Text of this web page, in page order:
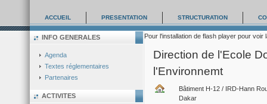
ACCUEIL PRESENTATION STRUCTURATION
Pour l'installation de flash player pour voir
Direction de l'Ecole
l'Environnemt
Bâtiment H-12 / IRD-Hann
Dakar
INFO GENERALES
Agenda
Textes réglementaires
Partenaires
ACTIVITES